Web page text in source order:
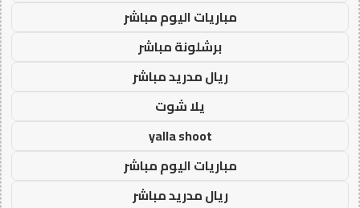
مباريات اليوم مباشر
برشلونة مباشر
ريال مدريد مباشر
يلا شوت
yalla shoot
مباريات اليوم مباشر
ريال مدريد مباشر